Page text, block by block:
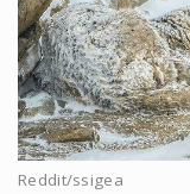
Reddit/ssigea